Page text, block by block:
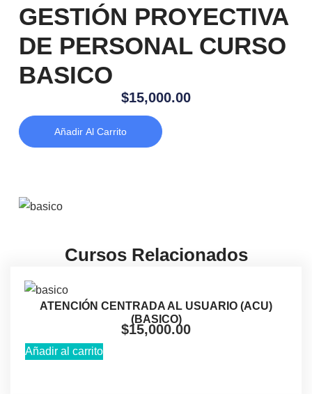
GESTIÓN PROYECTIVA
DE PERSONAL CURSO
BASICO
$15,000.00
Añadir Al Carrito
Cursos Relacionados
ATENCIÓN CENTRADA AL USUARIO (ACU)
(BASICO)
$15,000.00
Añadir al carrito